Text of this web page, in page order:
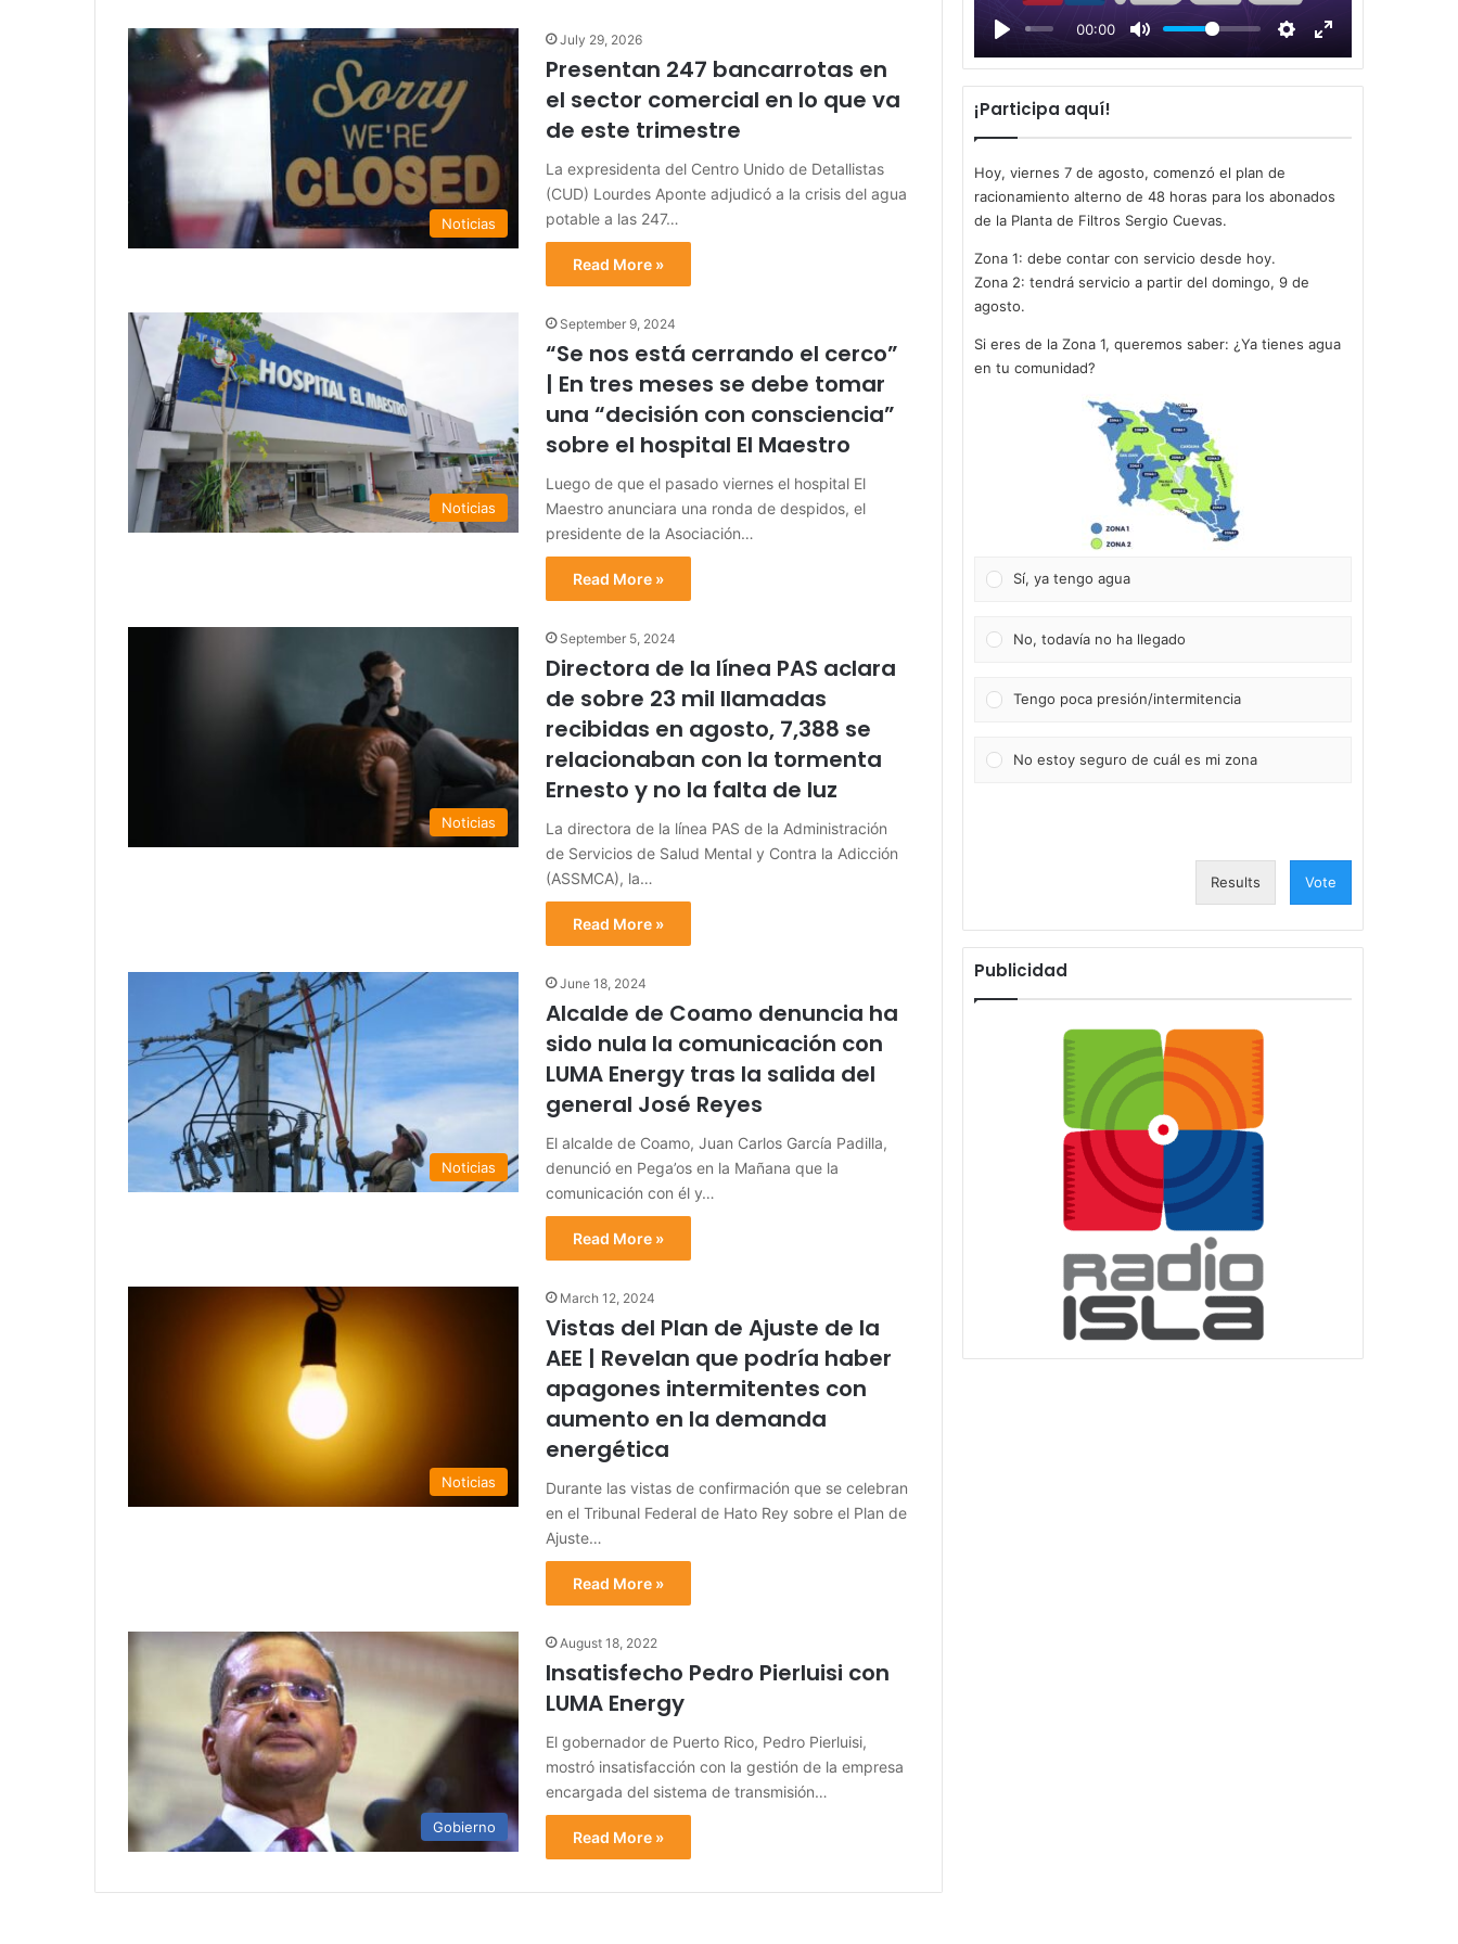
Noticias
July 29, 2026
Presentan 247 bancarrotas en
el sector comercial en lo que va
de este trimestre
La expresidenta del Centro Unido de Detallistas
(CUD) Lourdes Aponte adjudicó a la crisis del agua
potable a las 247…
Read More »
Noticias
September 9, 2024
“Se nos está cerrando el cerco”
| En tres meses se debe tomar
una “decisión con consciencia”
sobre el hospital El Maestro
Luego de que el pasado viernes el hospital El
Maestro anunciara una ronda de despidos, el
presidente de la Asociación…
Read More »
Noticias
September 5, 2024
Directora de la línea PAS aclara
de sobre 23 mil llamadas
recibidas en agosto, 7,388 se
relacionaban con la tormenta
Ernesto y no la falta de luz
La directora de la línea PAS de la Administración
de Servicios de Salud Mental y Contra la Adicción
(ASSMCA), la…
Read More »
Noticias
June 18, 2024
Alcalde de Coamo denuncia ha
sido nula la comunicación con
LUMA Energy tras la salida del
general José Reyes
El alcalde de Coamo, Juan Carlos García Padilla,
denunció en Pega’os en la Mañana que la
comunicación con él y…
Read More »
Noticias
March 12, 2024
Vistas del Plan de Ajuste de la
AEE | Revelan que podría haber
apagones intermitentes con
aumento en la demanda
energética
Durante las vistas de confirmación que se celebran
en el Tribunal Federal de Hato Rey sobre el Plan de
Ajuste…
Read More »
Gobierno
August 18, 2022
Insatisfecho Pedro Pierluisi con
LUMA Energy
El gobernador de Puerto Rico, Pedro Pierluisi,
mostró insatisfacción con la gestión de la empresa
encargada del sistema de transmisión…
Read More »
00:00
l
a
y
¡Participa aquí!
Hoy, viernes 7 de agosto, comenzó el plan de
racionamiento alterno de 48 horas para los abonados
de la Planta de Filtros Sergio Cuevas.
Zona 1: debe contar con servicio desde hoy.
Zona 2: tendrá servicio a partir del domingo, 9 de
agosto.
Si eres de la Zona 1, queremos saber: ¿Ya tienes agua
en tu comunidad?
Sí, ya tengo agua
No, todavía no ha llegado
Tengo poca presión/intermitencia
No estoy seguro de cuál es mi zona
Results Vote
Publicidad